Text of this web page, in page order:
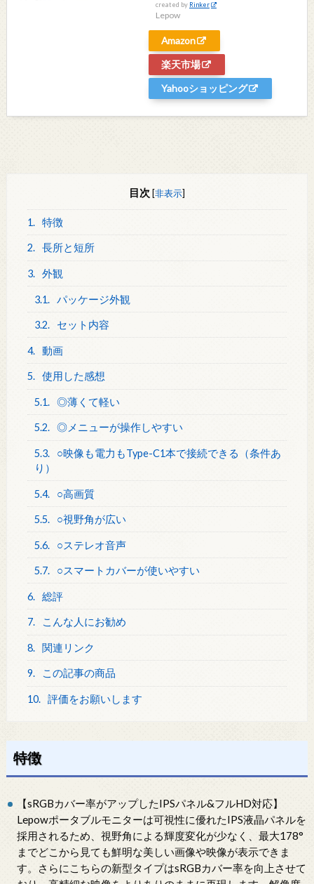
created by Rinker
Lepow
Amazon
楽天市場
Yahooショッピング
目次 [非表示]
1. 特徴
2. 長所と短所
3. 外観
3.1. パッケージ外観
3.2. セット内容
4. 動画
5. 使用した感想
5.1. ◎薄くて軽い
5.2. ◎メニューが操作しやすい
5.3.
○映像も電力もType-C1本で接続できる（条件あ
り）
5.4. ○高画質
5.5. ○視野角が広い
5.6. ○ステレオ音声
5.7. ○スマートカバーが使いやすい
6. 総評
7. こんな人にお勧め
8. 関連リンク
9. この記事の商品
10. 評価をお願いします
特徴
【sRGBカバー率がアップしたIPSパネル&フルHD対応】
Lepowポータブルモニターは可視性に優れたIPS液晶パネルを
採用されるため、視野角による輝度変化が少なく、最大178°
までどこから見ても鮮明な美しい画像や映像が表示できま
す。さらにこちらの新型タイプはsRGBカバー率を向上させて